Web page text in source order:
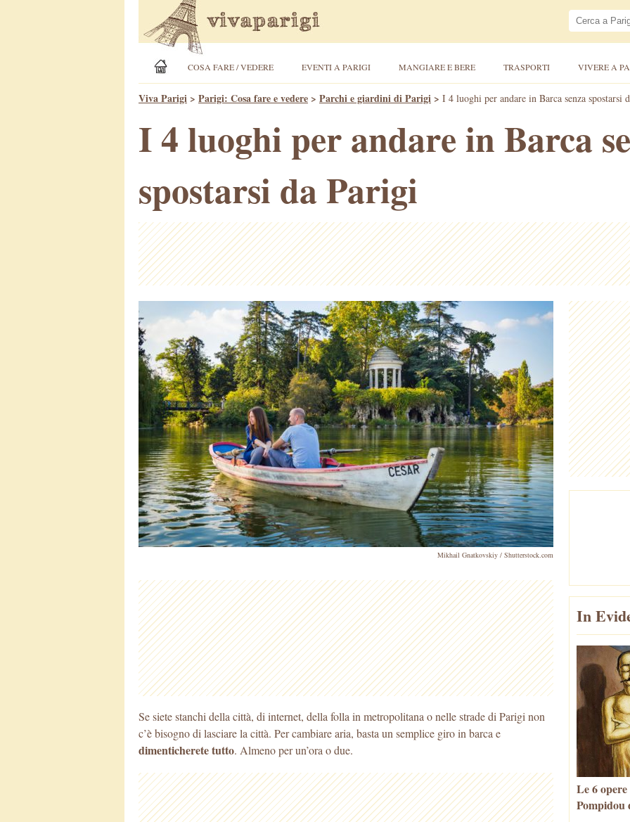
COSA FARE / VEDERE EVENTI A PARIGI MANGIARE E BERE TRASPORTI VIVERE A
Viva Parigi > Parigi: Cosa fare e vedere > Parchi e giardini di Parigi > I 4 luoghi per andare in Barca senza spostarsi
I 4 luoghi per andare in Barca
spostarsi da Parigi
Mikhail Gnatkovskiy / Shutterstock.com
Se siete stanchi della città, di internet, della folla in metropolitana o nelle strade di Parigi non
c’è bisogno di lasciare la città. Per cambiare aria, basta un semplice giro in barca e
dimenticherete tutto. Almeno per un’ora o due.
In
Le 6
Pompidou